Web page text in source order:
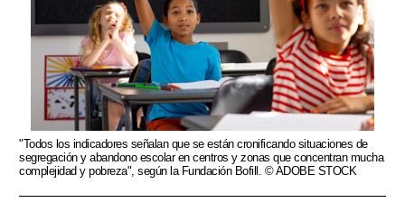
"Todos los indicadores señalan que se están cronificando situaciones de
segregación y abandono escolar en centros y zonas que concentran mucha
complejidad y pobreza", según la Fundación Bofill. © ADOBE STOCK